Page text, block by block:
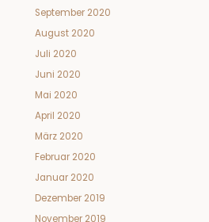
September 2020
August 2020
Juli 2020
Juni 2020
Mai 2020
April 2020
März 2020
Februar 2020
Januar 2020
Dezember 2019
November 2019